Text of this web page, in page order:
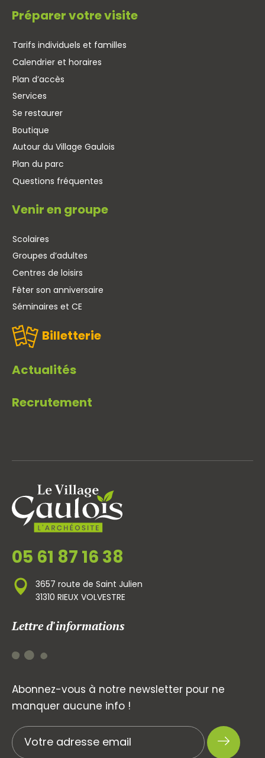
Préparer votre visite
Tarifs individuels et familles
Calendrier et horaires
Plan d’accès
Services
Se restaurer
Boutique
Autour du Village Gaulois
Plan du parc
Questions fréquentes
Venir en groupe
Scolaires
Groupes d’adultes
Centres de loisirs
Fêter son anniversaire
Séminaires et CE
Billetterie
Actualités
Recrutement
05 61 87 16 38
3657 route de Saint Julien
31310 RIEUX VOLVESTRE
Lettre d'informations
Abonnez-vous à notre newsletter pour ne
manquer aucune info !